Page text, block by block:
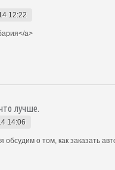
12:22
a>
лучше.
14:06
о том, как заказать